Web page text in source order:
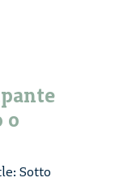
o
Sotto